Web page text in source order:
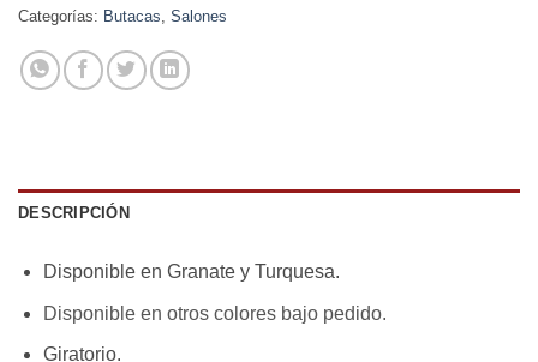
Categorías: Butacas, Salones
DESCRIPCIÓN
Disponible en Granate y Turquesa.
Disponible en otros colores bajo pedido.
Giratorio.